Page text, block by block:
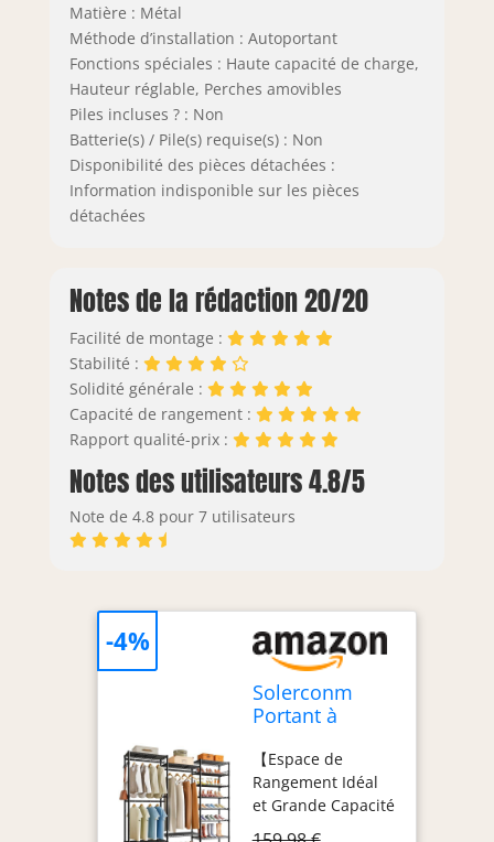
Matière : Métal
Méthode d’installation : Autoportant
Fonctions spéciales : Haute capacité de charge,
Hauteur réglable, Perches amovibles
Piles incluses ? : Non
Batterie(s) / Pile(s) requise(s) : Non
Disponibilité des pièces détachées :
Information indisponible sur les pièces
détachées
Notes de la rédaction 20/20
Facilité de montage :
Stabilité :
Solidité générale :
Capacité de rangement :
Rapport qualité-prix :
Notes des utilisateurs 4.8/5
Note de 4.8 pour 7 utilisateurs
Solerconm
Portant à
avec Étagères à
Chaussures,
Porte
Vêtement sur
【Espace de
Rangement Idéal
et Grande Capacité
-4%